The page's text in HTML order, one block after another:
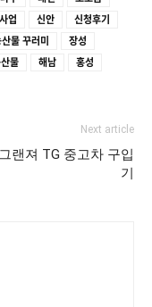
업 신안 신청후기
물 꾸러미 장성
물 해남 홍성
Next article
랜져 TG 중고차 구입
기